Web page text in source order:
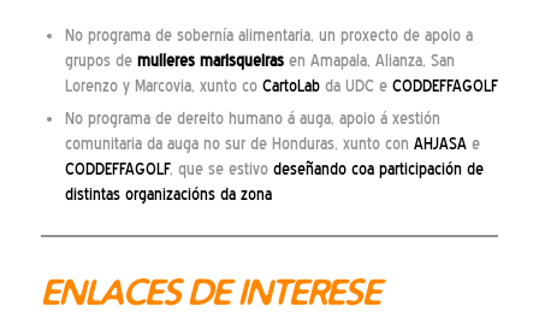
No programa de sobernía alimentaria, un proxecto de apoio a
grupos de mulleres marisqueirasen Amapala, Alianza, San
Lorenzo y Marcovia, xunto co CartoLabda UDC e CODDEFFAGOLF
No programa de dereito humano á auga, apoio á xestión
comunitaria da auga no sur de Honduras, xunto con AHJASAe
CODDEFFAGOLF, que se estivodeseñando coa participación de
distintas organizacións da zona
ENLACES DE INTERESE